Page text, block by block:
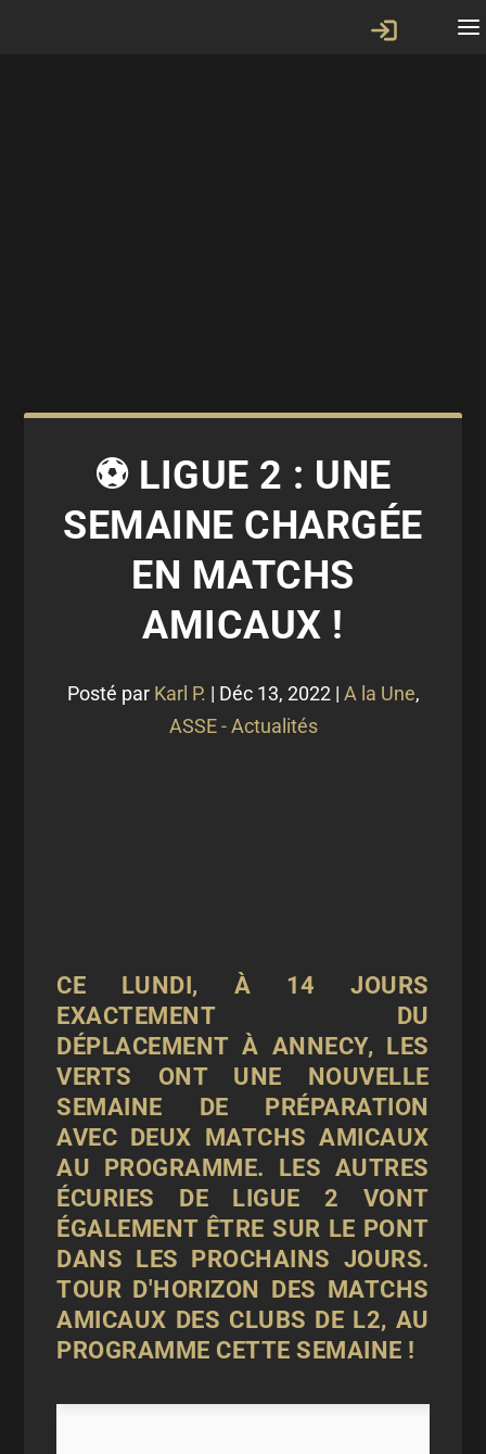
⚽ LIGUE 2 : UNE
SEMAINE CHARGÉE
EN MATCHS
AMICAUX !
Posté par Karl P. | Déc 13, 2022| A la Une,
ASSE - Actualités
CE LUNDI, À 14 JOURS
EXACTEMENT DU
DÉPLACEMENT À ANNECY, LES
VERTS ONT UNE NOUVELLE
SEMAINE DE PRÉPARATION
AVEC DEUX MATCHS AMICAUX
AU PROGRAMME. LES AUTRES
ÉCURIES DE LIGUE 2 VONT
ÉGALEMENT ÊTRE SUR LE PONT
DANS LES PROCHAINS JOURS.
TOUR D'HORIZON DES MATCHS
AMICAUX DES CLUBS DE L2, AU
PROGRAMME CETTE SEMAINE !